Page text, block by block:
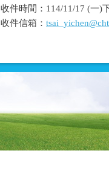
收件時間：114/11/17 (一)
收件信箱：